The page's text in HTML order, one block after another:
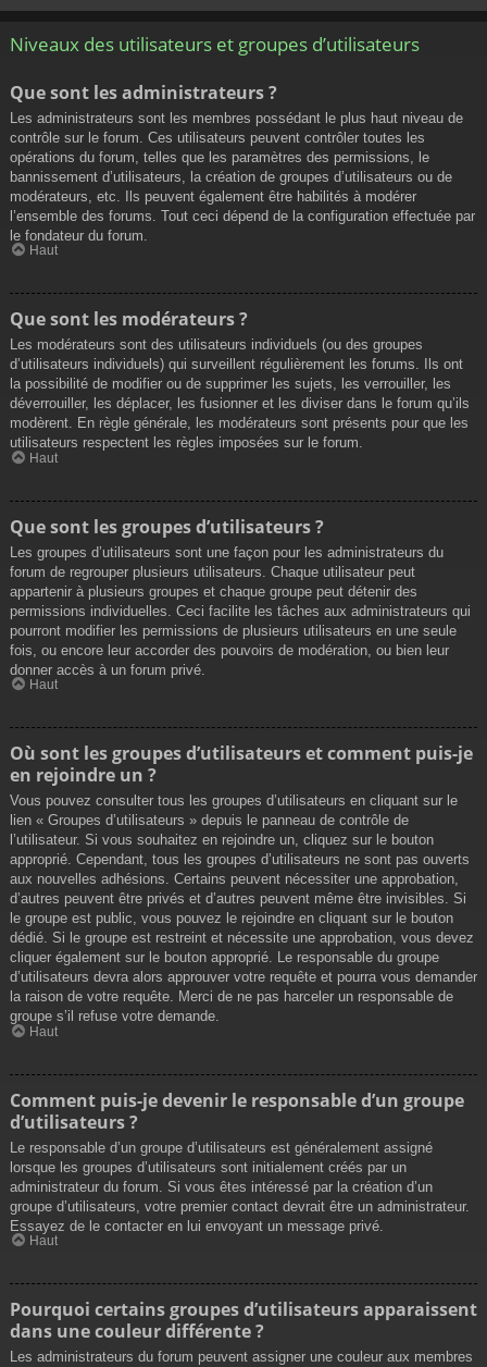
Niveaux des utilisateurs et groupes d’utilisateurs
Que sont les administrateurs ?
Les administrateurs sont les membres possédant le plus haut niveau de
contrôle sur le forum. Ces utilisateurs peuvent contrôler toutes les
opérations du forum, telles que les paramètres des permissions, le
bannissement d’utilisateurs, la création de groupes d’utilisateurs ou de
modérateurs, etc. Ils peuvent également être habilités à modérer
l’ensemble des forums. Tout ceci dépend de la configuration effectuée par
le fondateur du forum.
Haut
Que sont les modérateurs ?
Les modérateurs sont des utilisateurs individuels (ou des groupes
d’utilisateurs individuels) qui surveillent régulièrement les forums. Ils ont
la possibilité de modifier ou de supprimer les sujets, les verrouiller, les
déverrouiller, les déplacer, les fusionner et les diviser dans le forum qu’ils
modèrent. En règle générale, les modérateurs sont présents pour que les
utilisateurs respectent les règles imposées sur le forum.
Haut
Que sont les groupes d’utilisateurs ?
Les groupes d’utilisateurs sont une façon pour les administrateurs du
forum de regrouper plusieurs utilisateurs. Chaque utilisateur peut
appartenir à plusieurs groupes et chaque groupe peut détenir des
permissions individuelles. Ceci facilite les tâches aux administrateurs qui
pourront modifier les permissions de plusieurs utilisateurs en une seule
fois, ou encore leur accorder des pouvoirs de modération, ou bien leur
donner accès à un forum privé.
Haut
Où sont les groupes d’utilisateurs et comment puis-je
en rejoindre un ?
Vous pouvez consulter tous les groupes d’utilisateurs en cliquant sur le
lien « Groupes d’utilisateurs » depuis le panneau de contrôle de
l’utilisateur. Si vous souhaitez en rejoindre un, cliquez sur le bouton
approprié. Cependant, tous les groupes d’utilisateurs ne sont pas ouverts
aux nouvelles adhésions. Certains peuvent nécessiter une approbation,
d’autres peuvent être privés et d’autres peuvent même être invisibles. Si
le groupe est public, vous pouvez le rejoindre en cliquant sur le bouton
dédié. Si le groupe est restreint et nécessite une approbation, vous devez
cliquer également sur le bouton approprié. Le responsable du groupe
d’utilisateurs devra alors approuver votre requête et pourra vous demander
la raison de votre requête. Merci de ne pas harceler un responsable de
groupe s’il refuse votre demande.
Haut
Comment puis-je devenir le responsable d’un groupe
d’utilisateurs ?
Le responsable d’un groupe d’utilisateurs est généralement assigné
lorsque les groupes d’utilisateurs sont initialement créés par un
administrateur du forum. Si vous êtes intéressé par la création d’un
groupe d’utilisateurs, votre premier contact devrait être un administrateur.
Essayez de le contacter en lui envoyant un message privé.
Haut
Pourquoi certains groupes d’utilisateurs apparaissent
dans une couleur différente ?
Les administrateurs du forum peuvent assigner une couleur aux membres